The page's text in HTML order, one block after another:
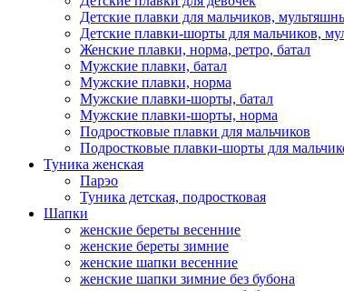
Детские плавки для мальчиков,
Детские плавки-шорты для мальчиков,
Женские плавки, норма, ретро, батал
Мужские плавки, батал
Мужские плавки, норма
Мужские плавки-шорты, батал
Мужские плавки-шорты, норма
Подростковые плавки для мальчиков
Подростковые плавки-шорты для
Туникa женская
Парэо
Туника детская, подростковая
Шапки
женские береты весенние
женские береты зимние
женские шапки весенние
женские шапки зимние без бубона